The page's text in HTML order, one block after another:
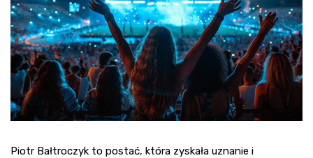
Piotr Bałtroczyk to postać, która zyskała uznanie i